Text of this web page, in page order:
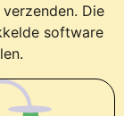
Die
software